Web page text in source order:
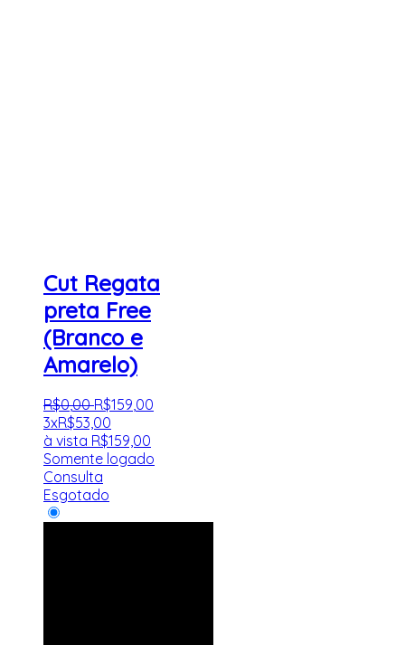
Cut Regata
preta Free
(Branco e
Amarelo)
R$0,00 R$159,00
3xR$53,00
à vista R$159,00
Somente logado
Consulta
Esgotado